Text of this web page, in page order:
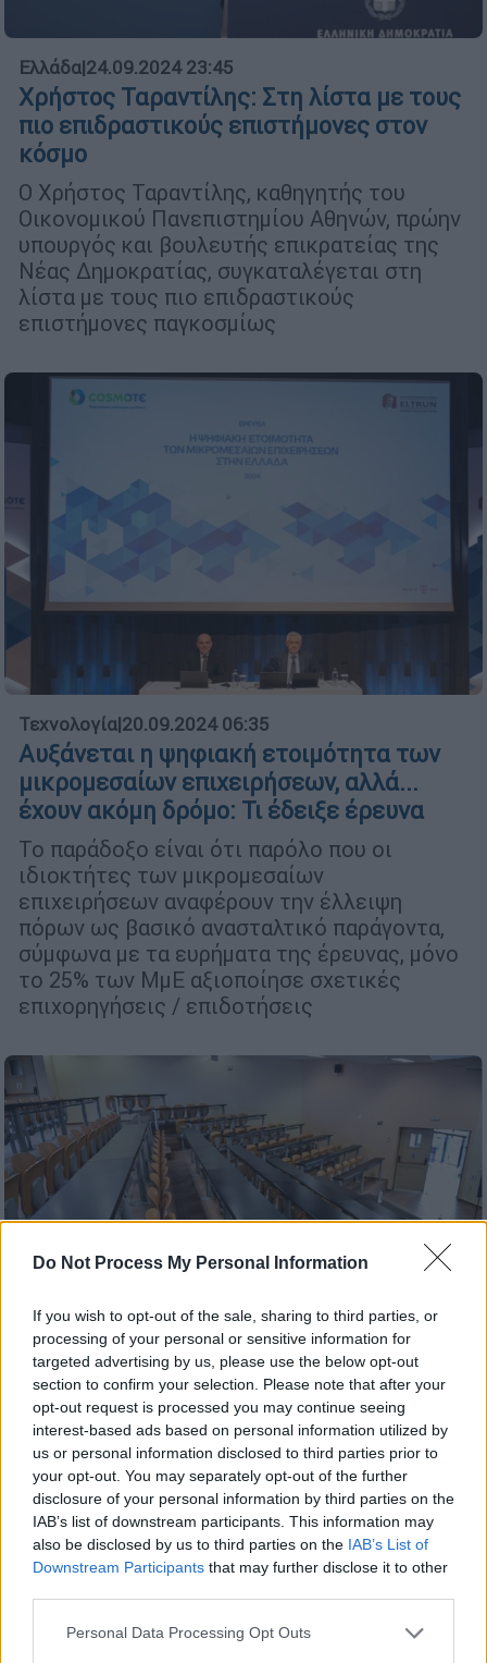
Do Not Process My Personal Information
If you wish to opt-out of the sale, sharing to third parties, or
processing of your personal or sensitive information for
targeted advertising by us, please use the below opt-out
section to confirm your selection. Please note that after your
opt-out request is processed you may continue seeing
interest-based ads based on personal information utilized by
us or personal information disclosed to third parties prior to
your opt-out. You may separately opt-out of the further
disclosure of your personal information by third parties on the
IAB’s list of downstream participants. This information may
also be disclosed by us to third parties on the IAB’s List of
Downstream Participants that may further disclose it to other
Please note that this website/app uses one or more Google
Personal Data Processing Opt Outs
Ελλάδα|24.09.2024 23:45
Χρήστος Ταραντίλης: Στη λίστα με τους
πιο επιδραστικούς επιστήμονες στον
κόσμο
Ο Χρήστος Ταραντίλης, καθηγητής του
Οικονομικού Πανεπιστημίου Αθηνών, πρώην
υπουργός και βουλευτής επικρατείας της
Νέας Δημοκρατίας, συγκαταλέγεται στη
λίστα με τους πιο επιδραστικούς
επιστήμονες παγκοσμίως
Τεχνολογία|20.09.2024 06:35
Αυξάνεται η ψηφιακή ετοιμότητα των
μικρομεσαίων επιχειρήσεων, αλλά...
έχουν ακόμη δρόμο: Τι έδειξε έρευνα
Το παράδοξο είναι ότι παρόλο που οι
ιδιοκτήτες των μικρομεσαίων
επιχειρήσεων αναφέρουν την έλλειψη
πόρων ως βασικό ανασταλτικό παράγοντα,
σύμφωνα με τα ευρήματα της έρευνας, μόνο
το 25% των ΜμΕ αξιοποίησε σχετικές
επιχορηγήσεις / επιδοτήσεις
Παιδεία|27.07.2024 13:22
Πρώτο στην προτίμηση των
νεοεισερχόμενων φοιτητών το
Οικονομικό Πανεπιστήμιο της Αθήνας -
Ποια τμήματα τους προσελκύουν
Οι φοιτητές γνωρίζουν το επίπεδο σπουδών
εργασίας